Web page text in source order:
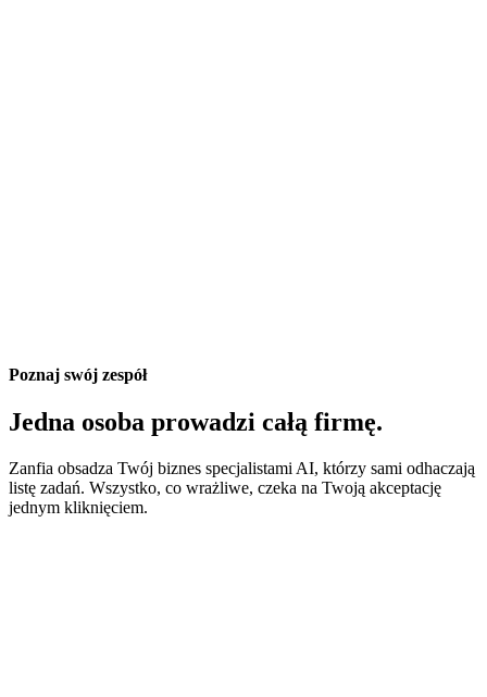
Poznaj swój zespół
Jedna osoba prowadzi całą firmę.
Zanfia obsadza Twój biznes specjalistami AI, którzy sami odhaczają
listę zadań. Wszystko, co wrażliwe, czeka na Twoją akceptację
jednym kliknięciem.